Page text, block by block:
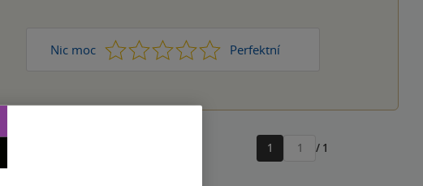
Nic moc 1 2 3 4 Perfektní
5
1
Přejít
/ 1